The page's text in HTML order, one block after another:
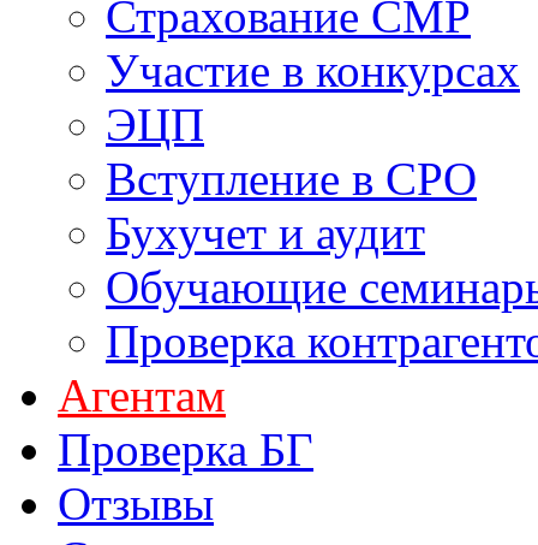
Страхование СМР
Участие в конкурсах
ЭЦП
Вступление в СРО
Бухучет и аудит
Обучающие
Проверка
Агентам
Проверка БГ
Отзывы